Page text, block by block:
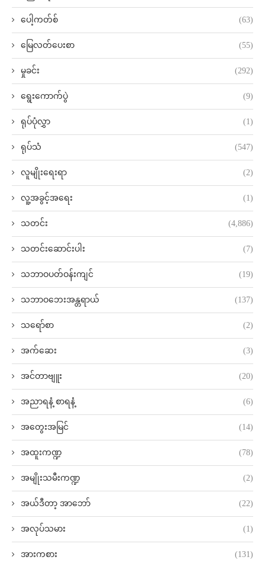
ပေါ့ကတ်စ် (63)
မြေလတ်ပေးစာ (55)
မှုခင်း (292)
ရွေးကောက်ပွဲ (9)
ရုပ်ပုံလွှာ (1)
ရုပ်သံ (547)
လူမျိုးရေးရာ (2)
လူ့အခွင့်အရေး (1)
သတင်း (4,886)
သတင်းဆောင်းပါး (7)
သဘာဝပတ်ဝန်းကျင် (19)
သဘာဝဘေးအန္တရာယ် (137)
သရော်စာ (2)
အက်ဆေး (3)
အင်တာဗျူး (20)
အညာရနံ့ စာရနံ့ (6)
အတွေးအမြင် (14)
အထူးကဏ္ဍ (78)
အမျိုးသမီးကဏ္ဍ (2)
အယ်ဒီတာ့ အာဘော် (22)
အလုပ်သမား (1)
အားကစား (131)